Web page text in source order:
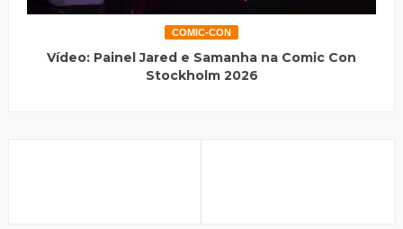
COMIC-CON
Vídeo: Painel Jared e Samanha na Comic Con
Stockholm 2026